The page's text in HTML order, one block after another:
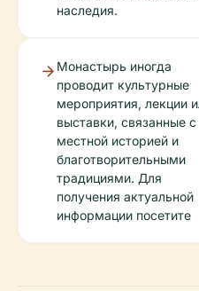
наследия.
Монастырь иногда
проводит культурные
мероприятия, лекции
выставки, связанные с
местной историей и
благотворительными
традициями. Для
получения актуальной
информации посетите